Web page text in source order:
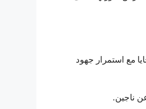
مع استمرار جهود
ناجين.